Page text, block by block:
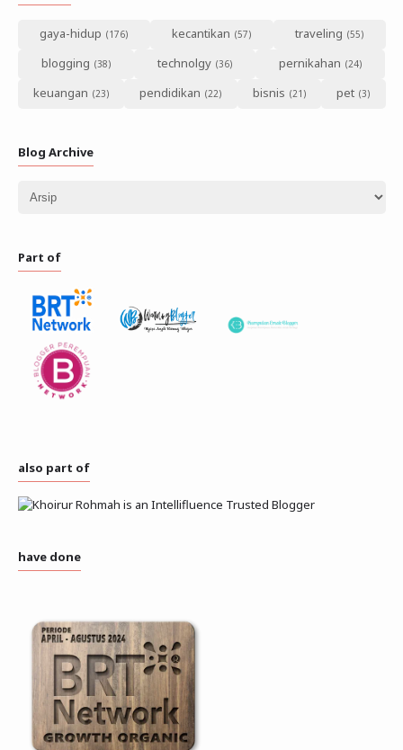
gaya-hidup kecantikan
traveling
blogging
technolgy
pernikahan
keuangan
pendidikan bisnis pet
Blog Archive
Part of
also part of
have done